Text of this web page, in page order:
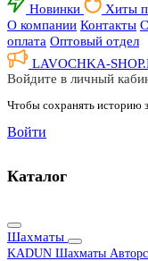
Новинки Хиты
О компании Контакты
оплата Оптовый отдел
LAVOCHKA-SHOP.
Войдите в личный
Чтобы сохранять историю
Войти
Каталог
Шахматы
KADUN Шахматы